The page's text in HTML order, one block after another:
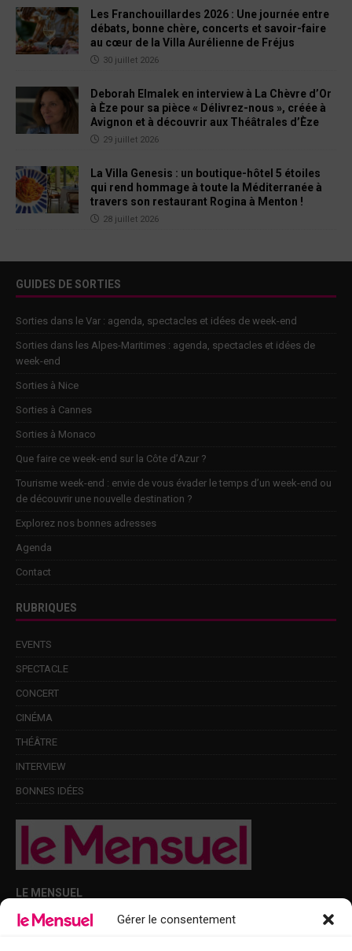
Gérer le consentement
Les Franchouillardes 2026 : Une journée entre
débats, bonne chère, concerts et savoir-faire
au cœur de la Villa Aurélienne de Fréjus
30 juillet 2026
Deborah Elmalek en interview à La Chèvre d’Or
à Èze pour sa pièce « Délivrez-nous », créée à
Avignon et à découvrir aux Théâtrales d’Èze
29 juillet 2026
La Villa Genesis : un boutique-hôtel 5 étoiles
qui rend hommage à toute la Méditerranée à
travers son restaurant Rogina à Menton !
28 juillet 2026
GUIDES DE SORTIES
Sorties dans le Var : agenda, spectacles et idées de week-end
Sorties dans les Alpes-Maritimes : agenda, spectacles et idées de
week-end
Sorties à Nice
Sorties à Cannes
Sorties à Monaco
Que faire ce week-end sur la Côte d’Azur ?
Tourisme week-end : envie de vous évader le temps d’un week-end ou
de découvrir une nouvelle destination ?
Explorez nos bonnes adresses
Agenda
Contact
RUBRIQUES
EVENTS
SPECTACLE
CONCERT
CINÉMA
THÉÂTRE
INTERVIEW
BONNES IDÉES
LE MENSUEL
Points de diffusion Var et Alpes-Maritimes : oû trouver Le Mensuel ?